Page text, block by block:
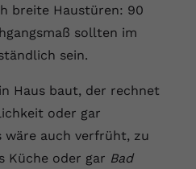
breite Haustüren: 90
sollten im
sein.
Haus baut, der rechnet
oder gar
wäre auch verfrüht, zu
Küche oder gar Bad
YouTube gesetzte Cookie